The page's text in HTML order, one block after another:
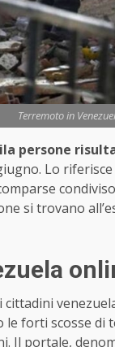
Terremoto in
persone
Lo
si trovano
cittadini
le forti scosse di
Il portale,